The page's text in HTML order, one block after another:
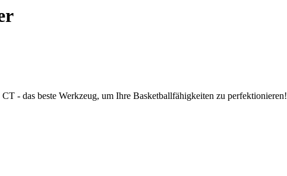
- das beste Werkzeug, um Ihre Basketballfähigkeiten zu perfektionieren!